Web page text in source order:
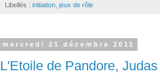
Libellés : initiation jeux de rôle
mercredi 21 décembre 2011
L'Etoile de Pandore,